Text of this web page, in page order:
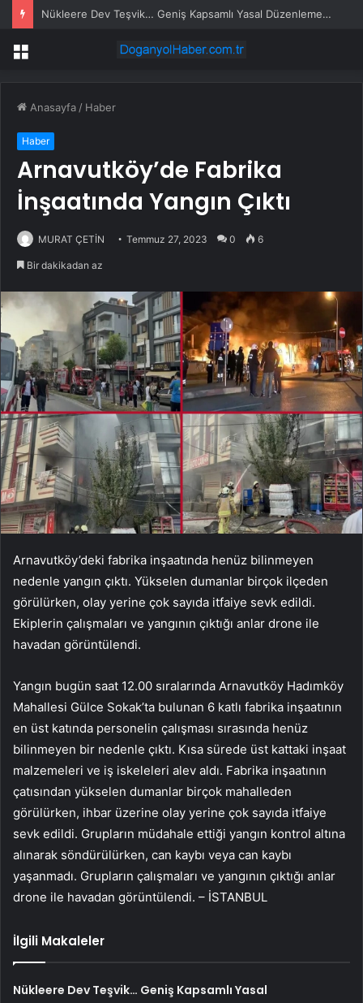
Nükleere Dev Teşvik… Geniş Kapsamlı Yasal Düzenlemede Teşvikler Öne Çekildi
Menü
Anasayfa / Haber
Haber
Arnavutköy’de Fabrika
İnşaatında Yangın Çıktı
MURAT ÇETİN Temmuz 27, 2023 0 6
Bir dakikadan az
Arnavutköy’deki fabrika inşaatında henüz bilinmeyen
nedenle yangın çıktı. Yükselen dumanlar birçok ilçeden
görülürken, olay yerine çok sayıda itfaiye sevk edildi.
Ekiplerin çalışmaları ve yangının çıktığı anlar drone ile
havadan görüntülendi.
Yangın bugün saat 12.00 sıralarında Arnavutköy Hadımköy
Mahallesi Gülce Sokak’ta bulunan 6 katlı fabrika inşaatının
en üst katında personelin çalışması sırasında henüz
bilinmeyen bir nedenle çıktı. Kısa sürede üst kattaki inşaat
malzemeleri ve iş iskeleleri alev aldı. Fabrika inşaatının
çatısından yükselen dumanlar birçok mahalleden
görülürken, ihbar üzerine olay yerine çok sayıda itfaiye
sevk edildi. Grupların müdahale ettiği yangın kontrol altına
alınarak söndürülürken, can kaybı veya can kaybı
yaşanmadı. Grupların çalışmaları ve yangının çıktığı anlar
drone ile havadan görüntülendi. – İSTANBUL
İlgili Makaleler
Nükleere Dev Teşvik… Geniş Kapsamlı Yasal